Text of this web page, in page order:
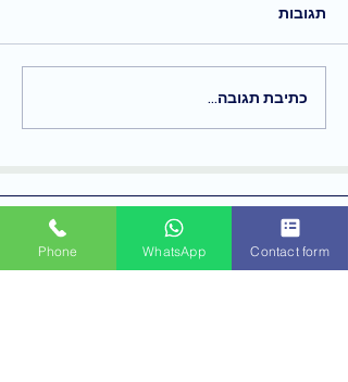
יומולדת עגול - שיר קר
תגובות
כתיבת תגובה...
יצירת קשר
הפרטים יישמרו במערכת לצורך טיפול בפנייה בהתאם
למדיניות הפרטיות
Phone WhatsApp Contact form